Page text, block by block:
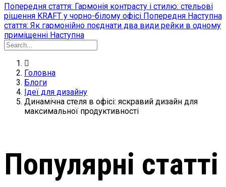
Попередня стаття: Гармонія контрасту і стилю: стельові
рішення KRAFT у чорно-білому офісі Попередня Наступна
стаття: Як гармонійно поєднати два види рейки в одному
приміщенні Наступна
Головна
Блоги
Ідеї для дизайну
Динамічна стеля в офісі: яскравий дизайн для
максимальної продуктивності
Популярні статті